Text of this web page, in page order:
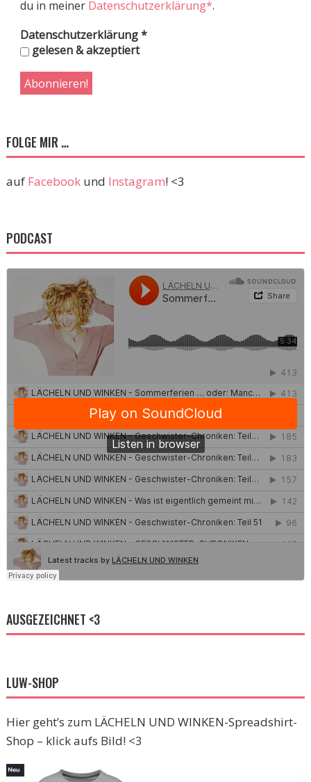
du in meiner Datenschutzerklärung*.
Datenschutzerklärung*
gelesen & akzeptiert
FOLGE MIR …
auf Facebookund Instagram! <3
PODCAST
AUSGEZEICHNET <3
LUW-SHOP
Hier geht’s zum LÄCHELN UND WINKEN-Spreadshirt-
Shop – klick aufs Bild! <3